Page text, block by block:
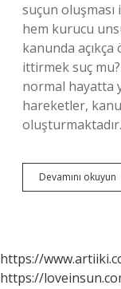
suçun
hem kurucu
kanunda
ittirmek suç
normal hayatta
hareketler,
Devamını okuyun
https://
https://